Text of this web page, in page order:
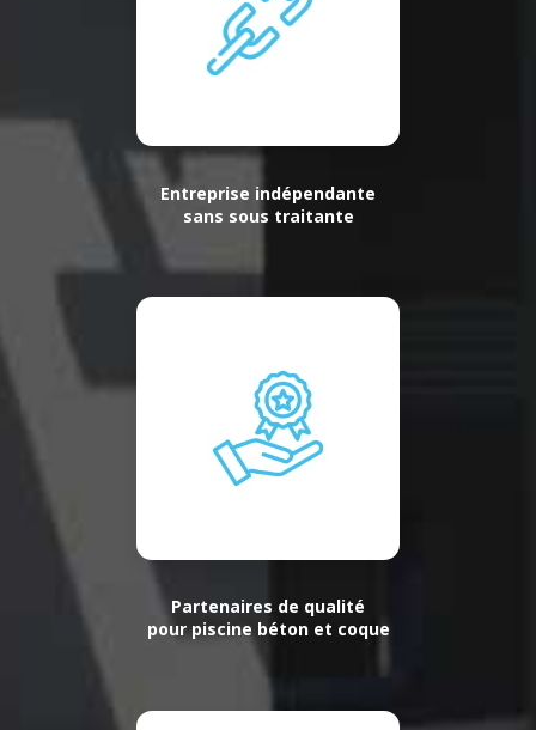
Entreprise indépendante
sans sous traitante
Partenaires de qualité
pour piscine béton et coque